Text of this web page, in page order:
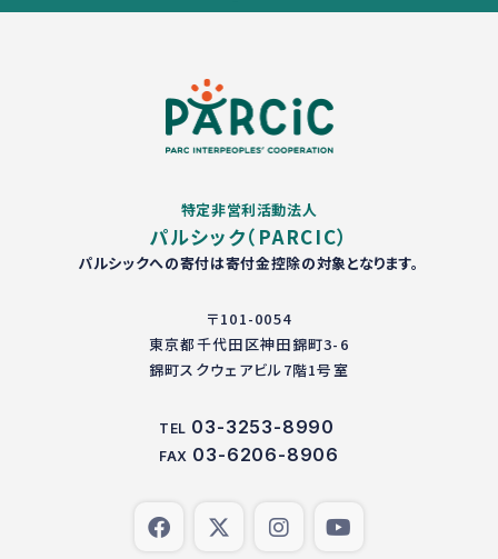
特定非営利活動法人
パルシック（PARCIC）
パルシックへの寄付は寄付金控除の対象となります。
〒101-0054
東京都千代田区神田錦町3-6
錦町スクウェアビル7階1号室
TEL 03-3253-8990
FAX 03-6206-8906